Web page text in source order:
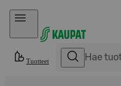
Hyppää sisältöön
Tuotteet